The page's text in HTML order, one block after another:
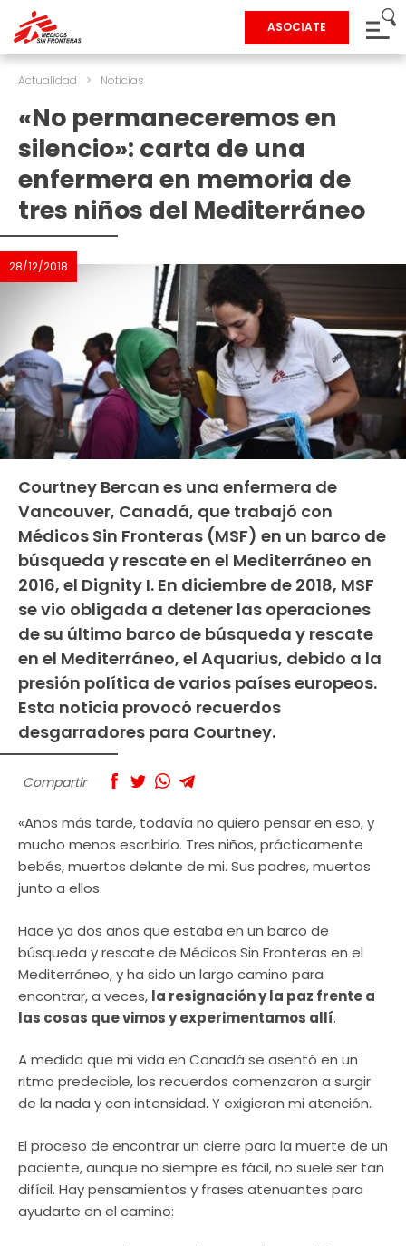
ASOCIATE
Actualidad > Noticias
«No permaneceremos en
silencio»: carta de una
enfermera en memoria de
tres niños del Mediterráneo
28/12/2018
Courtney Bercan es una enfermera de
Vancouver, Canadá, que trabajó con
Médicos Sin Fronteras (MSF) en un barco de
búsqueda y rescate en el Mediterráneo en
2016, el Dignity I. En diciembre de 2018, MSF
se vio obligada a detener las operaciones
de su último barco de búsqueda y rescate
en el Mediterráneo, el Aquarius, debido a la
presión política de varios países europeos.
Esta noticia provocó recuerdos
desgarradores para Courtney.
Compartir
«Años más tarde, todavía no quiero pensar en eso, y
mucho menos escribirlo. Tres niños, prácticamente
bebés, muertos delante de mi. Sus padres, muertos
junto a ellos.
Hace ya dos años que estaba en un barco de
búsqueda y rescate de Médicos Sin Fronteras en el
Mediterráneo, y ha sido un largo camino para
encontrar, a veces, la resignación y la paz frente a
las cosas que vimos y experimentamos allí.
A medida que mi vida en Canadá se asentó en un
ritmo predecible, los recuerdos comenzaron a surgir
de la nada y con intensidad. Y exigieron mi atención.
El proceso de encontrar un cierre para la muerte de un
paciente, aunque no siempre es fácil, no suele ser tan
difícil. Hay pensamientos y frases atenuantes para
ayudarte en el camino: